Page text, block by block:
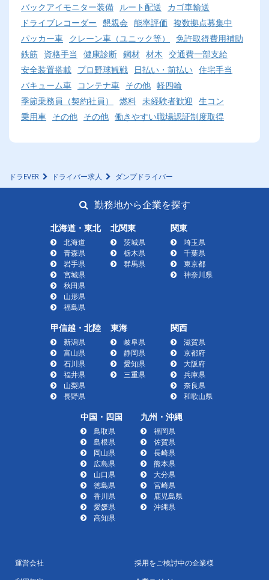
バックアイモニター装備
ルート配送
カゴ車輸送
ドライブレコーダー 懇親会 能率評価 複数拠点募集中
パッカー車 クレーン車（ユニック等）
免許取得費用補助
鉄筋 資格手当 健康診断 鋼材 材木 交通費一部支給
安全装置搭載
プロ野球観戦 日払い・前払い 住宅手当
バキューム車
コンテナ車 その他 軽四輪
季節乗務員（契約社員）
燃料 未経験者歓迎 生コン
乗用車 その他 その他 働きやすい職場認証制度取得
ドラEVER ドライバー求人 ダンプドライバー
勤務地から企業を探す
北海道・東北
北海道
青森県
岩手県
宮城県
秋田県
山形県
福島県
北関東
茨城県
栃木県
群馬県
関東
埼玉県
千葉県
東京都
神奈川県
甲信越・北陸
新潟県
富山県
石川県
福井県
山梨県
長野県
東海
岐阜県
静岡県
愛知県
三重県
関西
滋賀県
京都府
大阪府
兵庫県
奈良県
和歌山県
中国・四国
鳥取県
島根県
岡山県
広島県
山口県
徳島県
香川県
愛媛県
高知県
九州・沖縄
福岡県
佐賀県
長崎県
熊本県
大分県
宮崎県
鹿児島県
沖縄県
運営会社
採用をご検討中の企業様